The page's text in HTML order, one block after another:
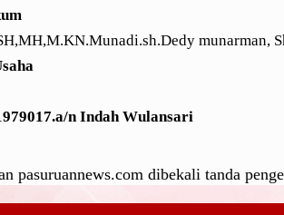
munarman,
n Indah Wulansari
pasuruannews.com dibekali tanda